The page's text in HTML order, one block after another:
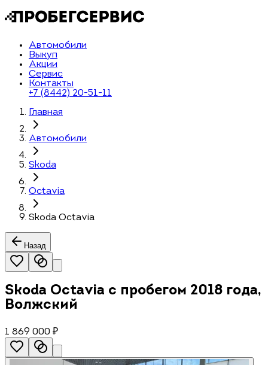
Автомобили
Выкуп
Акции
Сервис
Контакты
+7 (8442) 20-51-11
Главная
Автомобили
Skoda
Octavia
Skoda Octavia
Назад
Skoda Octavia с пробегом 2018 года,
Волжский
1 869 000 ₽